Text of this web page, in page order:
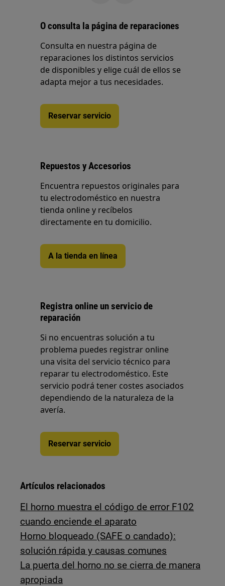
O consulta la página de reparaciones
Consulta en nuestra página de
reparaciones los distintos servicios
de disponibles y elige cuál de ellos se
adapta mejor a tus necesidades.
Reservar servicio
Repuestos y Accesorios
Encuentra repuestos originales para
tu electrodoméstico en nuestra
tienda online y recíbelos
directamente en tu domicilio.
A la tienda en línea
Registra online un servicio de
reparación
Si no encuentras solución a tu
problema puedes registrar online
una visita del servicio técnico para
reparar tu electrodoméstico. Este
servicio podrá tener costes asociados
dependiendo de la naturaleza de la
avería.
Reservar servicio
Artículos relacionados
El horno muestra el código de error F102
cuando enciende el aparato
Horno bloqueado (SAFE o candado):
solución rápida y causas comunes
La puerta del horno no se cierra de manera
apropiada